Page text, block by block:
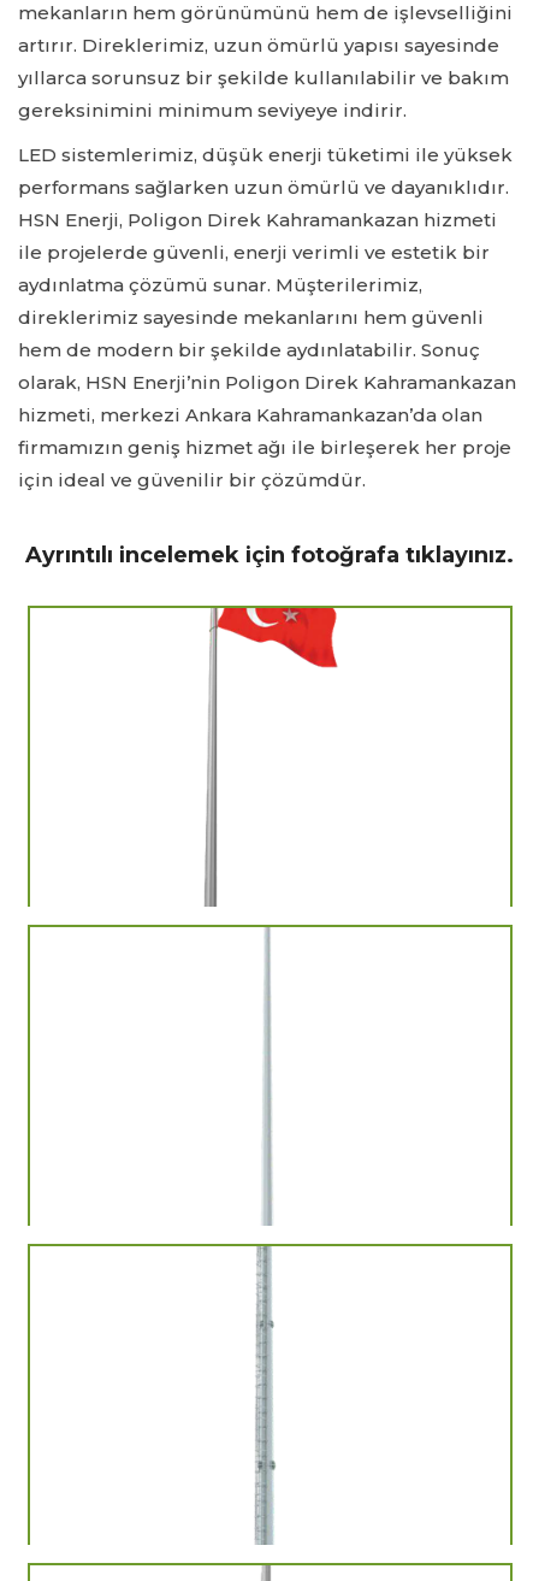
mekanların hem görünümünü hem de işlevselliğini
artırır. Direklerimiz, uzun ömürlü yapısı sayesinde
yıllarca sorunsuz bir şekilde kullanılabilir ve bakım
gereksinimini minimum seviyeye indirir.
LED sistemlerimiz, düşük enerji tüketimi ile yüksek
performans sağlarken uzun ömürlü ve dayanıklıdır.
HSN Enerji, Poligon Direk Kahramankazan hizmeti
ile projelerde güvenli, enerji verimli ve estetik bir
aydınlatma çözümü sunar. Müşterilerimiz,
direklerimiz sayesinde mekanlarını hem güvenli
hem de modern bir şekilde aydınlatabilir. Sonuç
olarak, HSN Enerji’nin Poligon Direk Kahramankazan
hizmeti, merkezi Ankara Kahramankazan’da olan
firmamızın geniş hizmet ağı ile birleşerek her proje
için ideal ve güvenilir bir çözümdür.
Ayrıntılı incelemek için fotoğrafa tıklayınız.